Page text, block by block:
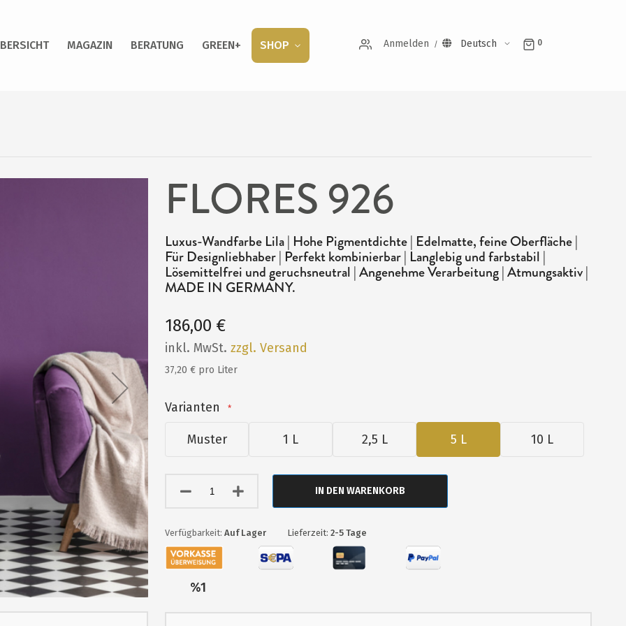
MAGAZIN BERATUNG GREEN+ SHOP Anmelden Deutsch 0
FLORES 926
Luxus-Wandfarbe Lila | Hohe Pigmentdichte | Edelmatte, feine Oberfläche |
Für Designliebhaber | Perfekt kombinierbar | Langlebig und farbstabil |
Lösemittelfrei und geruchsneutral | Angenehme Verarbeitung | Atmungsaktiv |
MADE IN GERMANY.
186,00 €
inkl. MwSt.zzgl. Versand
37,20 € pro Liter
Varianten
Muster 1 L 2,5 L 5 L 10 L
IN DEN WARENKORB
Auf Lager Lieferzeit: 2-5 Tage
%1